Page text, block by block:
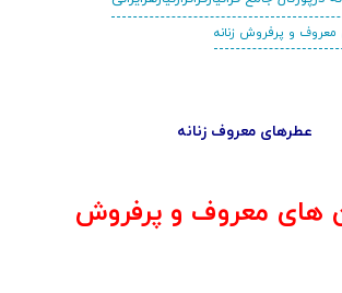
و پرفروش زنانه
عطرهای معروف زنانه
های معروف و پرفروش